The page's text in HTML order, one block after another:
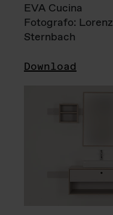
EVA Cucina
Fotografo: Lorenz
Sternbach
Download